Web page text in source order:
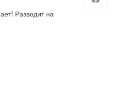
Разводит на